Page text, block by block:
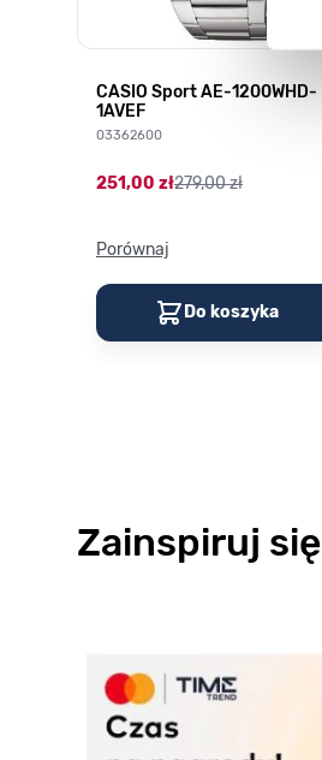
CASIO Sport AE-1200WHD-
1AVEF
03362600
251,00 zł279,00 zł
Porównaj
Do koszyka
Zainspiruj się